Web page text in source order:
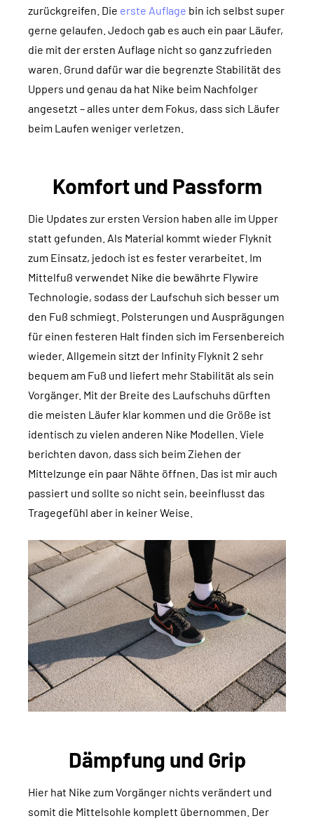
zurückgreifen. Die erste Auflage bin ich selbst super
gerne gelaufen. Jedoch gab es auch ein paar Läufer,
die mit der ersten Auflage nicht so ganz zufrieden
waren. Grund dafür war die begrenzte Stabilität des
Uppers und genau da hat Nike beim Nachfolger
angesetzt – alles unter dem Fokus, dass sich Läufer
beim Laufen weniger verletzen.
Komfort und Passform
Die Updates zur ersten Version haben alle im Upper
statt gefunden. Als Material kommt wieder Flyknit
zum Einsatz, jedoch ist es fester verarbeitet. Im
Mittelfuß verwendet Nike die bewährte Flywire
Technologie, sodass der Laufschuh sich besser um
den Fuß schmiegt. Polsterungen und Ausprägungen
für einen festeren Halt finden sich im Fersenbereich
wieder. Allgemein sitzt der Infinity Flyknit 2 sehr
bequem am Fuß und liefert mehr Stabilität als sein
Vorgänger. Mit der Breite des Laufschuhs dürften
die meisten Läufer klar kommen und die Größe ist
identisch zu vielen anderen Nike Modellen. Viele
berichten davon, dass sich beim Ziehen der
Mittelzunge ein paar Nähte öffnen. Das ist mir auch
passiert und sollte so nicht sein, beeinflusst das
Tragegefühl aber in keiner Weise.
Dämpfung und Grip
Hier hat Nike zum Vorgänger nichts verändert und
somit die Mittelsohle komplett übernommen. Der